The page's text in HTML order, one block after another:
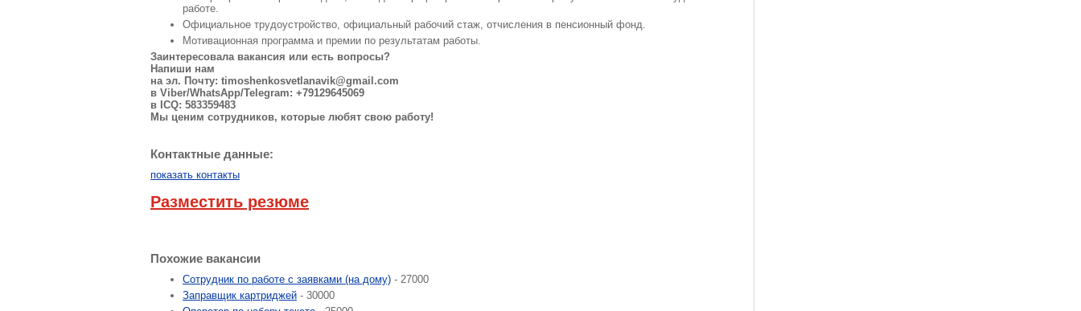
работе.
Официальное трудоустройство, официальный рабочий стаж, отчисления в пенсионный фонд.
Мотивационная программа и премии по результатам работы.
Заинтересовала вакансия или есть вопросы?
Напиши нам
на эл. Почту: timoshenkosvetlanavik@gmail.com
в Viber/WhatsApp/Telegram: +79129645069
в ICQ: 583359483
Мы ценим сотрудников, которые любят свою работу!
Контактные данные:
показать контакты
Разместить резюме
Похожие вакансии
Сотрудник по работе с заявками (на дому) - 27000
Заправщик картриджей - 30000